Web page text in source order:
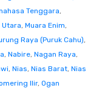
Tenggara,
Utara, Muara Enim,
Raya (Puruk Cahu),
, Nabire, Nagan Raya,
, Nias, Nias Barat, Nias
Ilir, Ogan